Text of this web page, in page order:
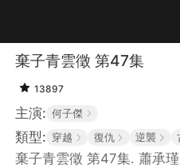
棄子青雲徵 第47集
13897
主演: 何子傑
類型: 穿越 復仇 逆襲
棄子青雲徵 第47集. 蕭承